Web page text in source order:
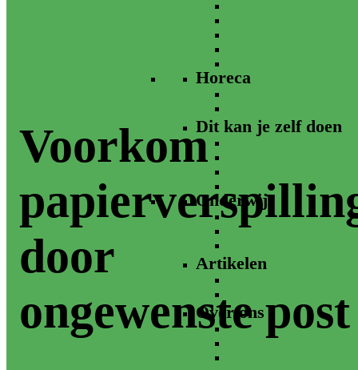
Horeca
Dit kan je zelf doen
Je leefstijl
Onderwijs
Basisonderwijs
Voortgezet onderwijs
Artikelen
Over ons
Vrijwilligers
Voorkom
door
ongewenste post